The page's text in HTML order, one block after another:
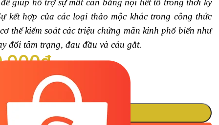
giúp hỗ trợ sự mất cân bằng nội tiết tố trong thời kỳ
kết hợp của các loại thảo mộc khác trong công thức
thể kiểm soát các triệu chứng mãn kinh phổ biến như
đổi tâm trạng, đau đầu và cáu gắt.
₫
in last 3 minutes
Thêm Vào Giỏ Hàng